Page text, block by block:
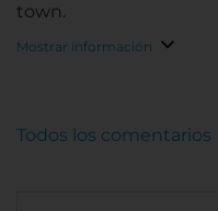
town.
Mostrar información
Todos los comentarios